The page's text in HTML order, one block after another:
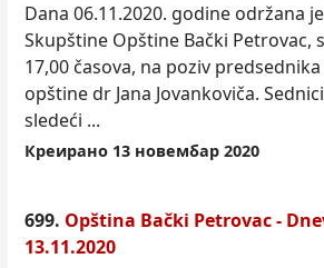
Dana 06.11.2020. godine održana
Skupštine Opštine Bački Petrovac,
17,00 časova, na poziv
opštine dr Jana Jovankoviča.
sledeći ...
Креирано 13 новембар 2020
699. Opština Bački Petrovac-
13.11.2020